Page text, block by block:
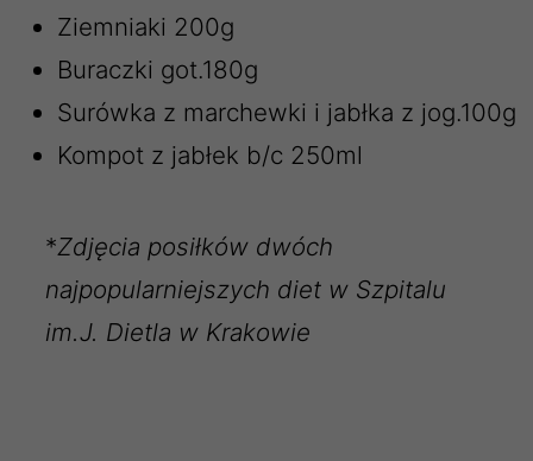
Ziemniaki 200g
Buraczki got.180g
Surówka z marchewki i jabłka z jog.100g
Kompot z jabłek b/c 250ml
*Zdjęcia posiłków dwóch
najpopularniejszych diet w Szpitalu
im.J. Dietla w Krakowie